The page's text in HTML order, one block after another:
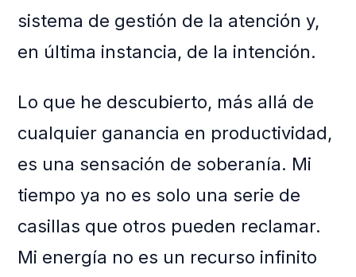
sistema de gestión de la atención y,
en última instancia, de la intención.
Lo que he descubierto, más allá de
cualquier ganancia en productividad,
es una sensación de soberanía. Mi
tiempo ya no es solo una serie de
casillas que otros pueden reclamar.
Mi energía no es un recurso infinito